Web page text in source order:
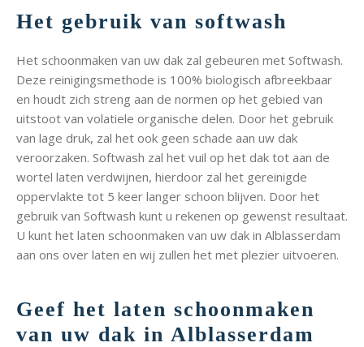
Het gebruik van softwash
Het schoonmaken van uw dak zal gebeuren met Softwash.
Deze reinigingsmethode is 100% biologisch afbreekbaar
en houdt zich streng aan de normen op het gebied van
uitstoot van volatiele organische delen. Door het gebruik
van lage druk, zal het ook geen schade aan uw dak
veroorzaken. Softwash zal het vuil op het dak tot aan de
wortel laten verdwijnen, hierdoor zal het gereinigde
oppervlakte tot 5 keer langer schoon blijven. Door het
gebruik van Softwash kunt u rekenen op gewenst resultaat.
U kunt het laten schoonmaken van uw dak in Alblasserdam
aan ons over laten en wij zullen het met plezier uitvoeren.
Geef het laten schoonmaken
van uw dak in Alblasserdam